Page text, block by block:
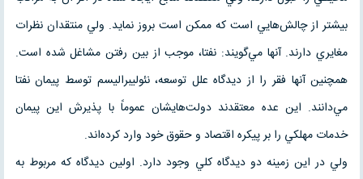
بيشتر از چالش‌هايي است كه ممكن است بروز نمايد. ولي منتقدان نظرات
مغايري دارند. آنها مي‌گويند: نفتا، موجب از بين رفتن مشاغل شده است.
همچنين آنها فقر را از ديدگاه علل توسعه، نئوليبراليسم توسط پيمان نفتا
مي‌دانند. اين عده معتقدند دولت‌هايشان عموماً با پذيرش اين پيمان
خدمات مهلكي را بر پيكره اقتصاد و حقوق خود وارد كرده‌اند.
ولي در اين زمينه دو ديدگاه كلي وجود دارد. اولين ديدگاه كه مربوط به